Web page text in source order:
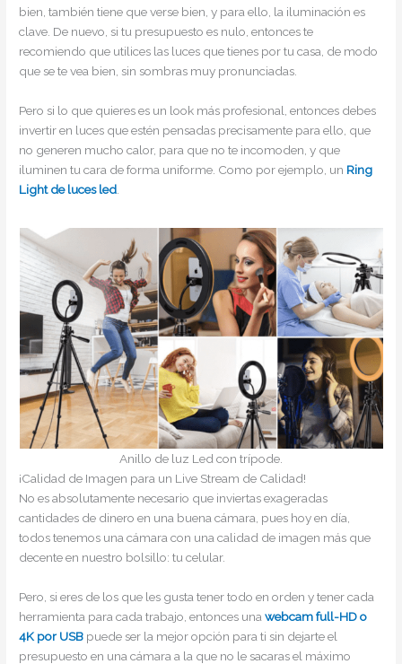
bien, también tiene que verse bien, y para ello, la iluminación es
clave. De nuevo, si tu presupuesto es nulo, entonces te
recomiendo que utilices las luces que tienes por tu casa, de modo
que se te vea bien, sin sombras muy pronunciadas.
Pero si lo que quieres es un look más profesional, entonces debes
invertir en luces que estén pensadas precisamente para ello, que
no generen mucho calor, para que no te incomoden, y que
iluminen tu cara de forma uniforme. Como por ejemplo, un Ring
Light de luces led
Anillo de luz Led con trípode.
¡Calidad de Imagen para un Live Stream de Calidad!
No es absolutamente necesario que inviertas exageradas
cantidades de dinero en una buena cámara, pues hoy en día,
todos tenemos una cámara con una calidad de imagen más que
decente en nuestro bolsillo: tu celular.
Pero, si eres de los que les gusta tener todo en orden y tener cada
herramienta para cada trabajo, entonces unawebcam full-HD o
4K por USB puede ser la mejor opción para ti sin dejarte el
presupuesto en una cámara a la que no le sacaras el máximo